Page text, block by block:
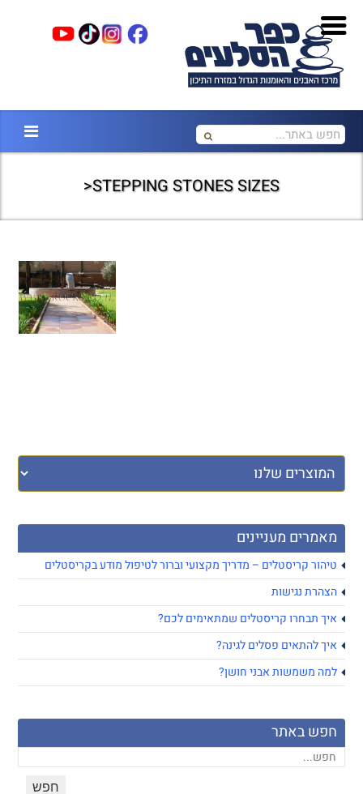
STEPPING STONES SIZES<
מאמרים מעניינים
טיהור קריסטלים – מדריך מקצועי וברור לטיפול מודע בקריסטלים
הצהרת נגישות
איך תבחרו קריסטלים שמתאימים לכם?
איך להתאים פסלים לגינה?
למה משמשות אבני חושן?
חפש באתר